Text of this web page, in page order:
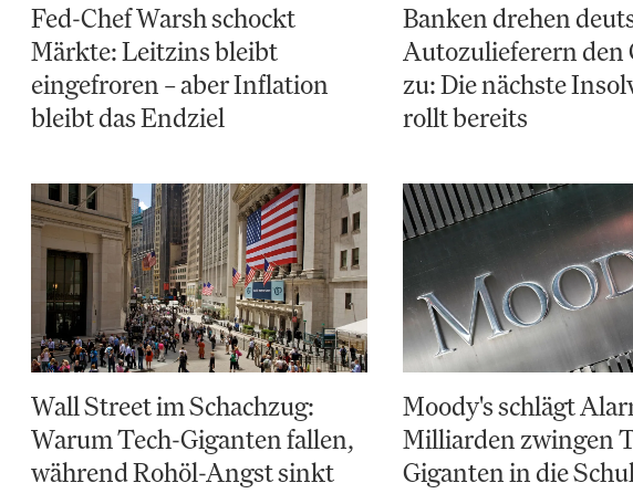
Fed-Chef Warsh schockt
Märkte: Leitzins bleibt
eingefroren – aber Inflation
bleibt das Endziel
Banken drehen
Autozulieferern den
zu: Die nächste
rollt bereits
Wall Street im Schachzug:
Warum Tech-Giganten fallen,
während Rohöl-Angst sinkt
Moody's schlägt
Milliarden zwingen
Giganten in die